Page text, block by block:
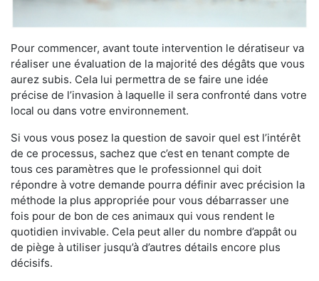
Pour commencer, avant toute intervention le dératiseur va
réaliser une évaluation de la majorité des dégâts que vous
aurez subis. Cela lui permettra de se faire une idée
précise de l’invasion à laquelle il sera confronté dans votre
local ou dans votre environnement.
Si vous vous posez la question de savoir quel est l’intérêt
de ce processus, sachez que c’est en tenant compte de
tous ces paramètres que le professionnel qui doit
répondre à votre demande pourra définir avec précision la
méthode la plus appropriée pour vous débarrasser une
fois pour de bon de ces animaux qui vous rendent le
quotidien invivable. Cela peut aller du nombre d’appât ou
de piège à utiliser jusqu’à d’autres détails encore plus
décisifs.